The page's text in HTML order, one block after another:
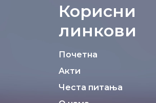
Корисни
линкови
Почетна
Акти
Честа питања